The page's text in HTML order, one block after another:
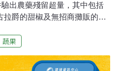
出農藥殘留超量，其中包括
爵的甜椒及無招商攤販的茄
應的「甜椒」檢出殘留農藥
農藥「得克利
蔬果